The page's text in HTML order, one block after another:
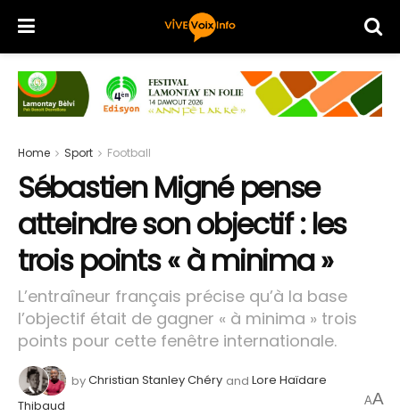
Home Sport Football
Sébastien Migné pense
atteindre son objectif : les
trois points « à minima »
L’entraîneur français précise qu’à la base
l’objectif était de gagner « à minima » trois
points pour cette fenêtre internationale.
byChristian Stanley Chéry and Lore Haïdare
Thibaud
AA